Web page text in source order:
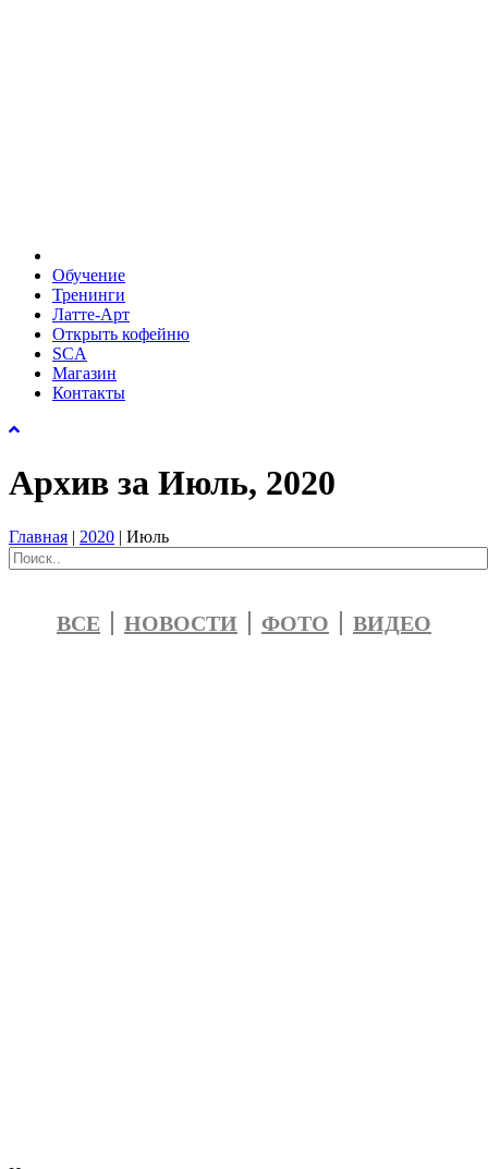
Обучение
Тренинги
Латте-Арт
Открыть кофейню
SCA
Магазин
Контакты
Архив за Июль, 2020
Главная | 2020 | Июль
ВСЕ НОВОСТИ ФОТО ВИДЕО